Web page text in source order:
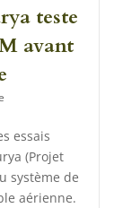
teste
avant
essais
(Projet
système de
aérienne.